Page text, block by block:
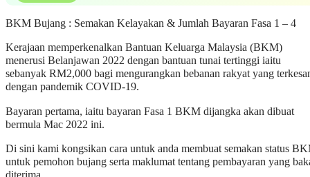
BKM Bujang : Semakan Kelayakan & Jumlah Bayaran Fasa 1 – 4
Kerajaan memperkenalkan Bantuan Keluarga Malaysia (BKM)
menerusi Belanjawan 2022 dengan bantuan tunai tertinggi iaitu
sebanyak RM2,000 bagi mengurangkan bebanan rakyat yang
dengan pandemik COVID-19.
Bayaran pertama, iaitu bayaran Fasa 1 BKM dijangka akan dibuat
bermula Mac 2022 ini.
Di sini kami kongsikan cara untuk anda membuat semakan status
untuk pemohon bujang serta maklumat tentang pembayaran yang